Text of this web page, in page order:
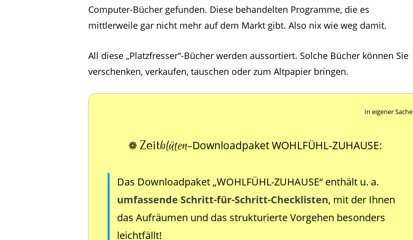
Computer-Bücher gefunden. Diese behandelten Programme, die es
mittlerweile gar nicht mehr auf dem Markt gibt. Also nix wie weg damit.
All diese „Platzfresser“-Bücher werden aussortiert. Solche Bücher können Sie
verschenken, verkaufen, tauschen oder zum Altpapier bringen.
In eigener Sache
❁ Zeitblüten–Downloadpaket WOHLFÜHL-ZUHAUSE:
Das Downloadpaket „WOHLFÜHL-ZUHAUSE“ enthält u. a.
umfassende Schritt-für-Schritt-Checklisten, mit der Ihnen
das Aufräumen und das strukturierte Vorgehen besonders
leichtfällt!